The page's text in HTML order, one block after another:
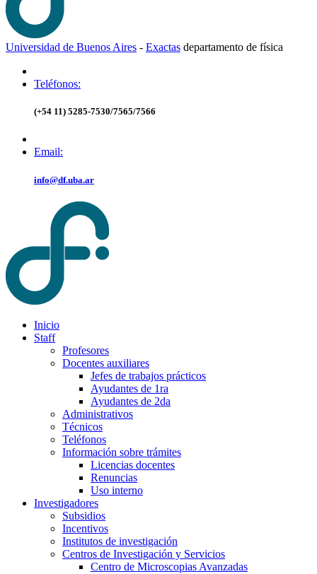
Universidad de Buenos Aires - Exactas departamento de física
Teléfonos:
(+54 11) 5285-7530/7565/7566
Email:
info@df.uba.ar
Inicio
Staff
Profesores
Docentes auxiliares
Jefes de trabajos prácticos
Ayudantes de 1ra
Ayudantes de 2da
Administrativos
Técnicos
Teléfonos
Información sobre trámites
Licencias docentes
Renuncias
Uso interno
Investigadores
Subsidios
Incentivos
Institutos de investigación
Centros de Investigación y Servicios
Centro de Microscopias Avanzadas